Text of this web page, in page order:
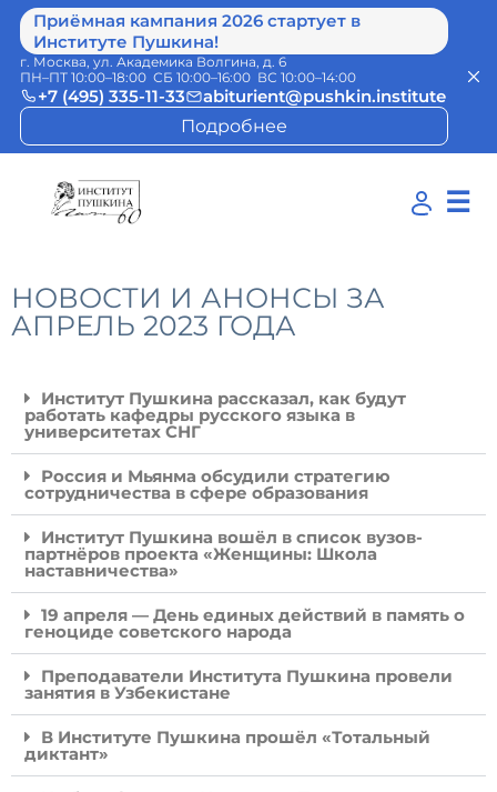
Приёмная кампания 2026 стартует в
Институте Пушкина!
г. Москва, ул. Академика Волгина, д. 6
ПН–ПТ 10:00–18:00 СБ 10:00–16:00 ВС 10:00–14:00
+7 (495) 335-11-33
abiturient@pushkin.institute
Подробнее
☰
НОВОСТИ И АНОНСЫ ЗА
АПРЕЛЬ 2023 ГОДА
Институт Пушкина рассказал, как будут
работать кафедры русского языка в
университетах СНГ
Россия и Мьянма обсудили стратегию
сотрудничества в сфере образования
Институт Пушкина вошёл в список вузов-
партнёров проекта «Женщины: Школа
наставничества»
19 апреля — День единых действий в память о
геноциде советского народа
Преподаватели Института Пушкина провели
занятия в Узбекистане
В Институте Пушкина прошёл «Тотальный
диктант»